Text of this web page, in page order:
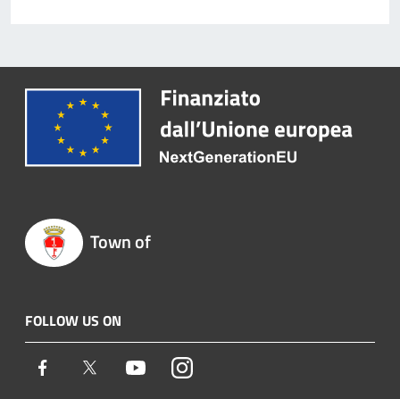
Town of
FOLLOW US ON
Facebook Twitter YoutubeInstagram